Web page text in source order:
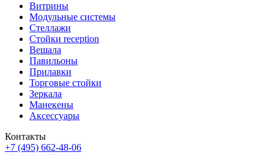
Витрины
Модульные системы
Стеллажи
Стойки reception
Вешала
Павильоны
Прилавки
Торговые стойки
Зеркала
Манекены
Аксессуары
Контакты
+7 (495) 662-48-06